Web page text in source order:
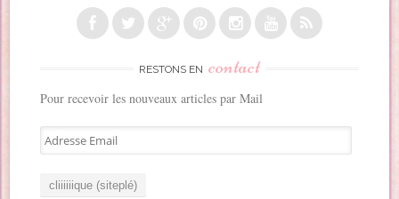
RESTONS EN contact
Pour recevoir les nouveaux articles par Mail
A
d